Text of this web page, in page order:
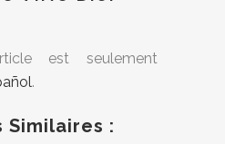
est seulement
.
Similaires :